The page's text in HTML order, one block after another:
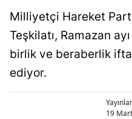
Milliyetçi Hareket
Teşkilatı, Ramazan
birlik ve beraberlik
ediyor.
19